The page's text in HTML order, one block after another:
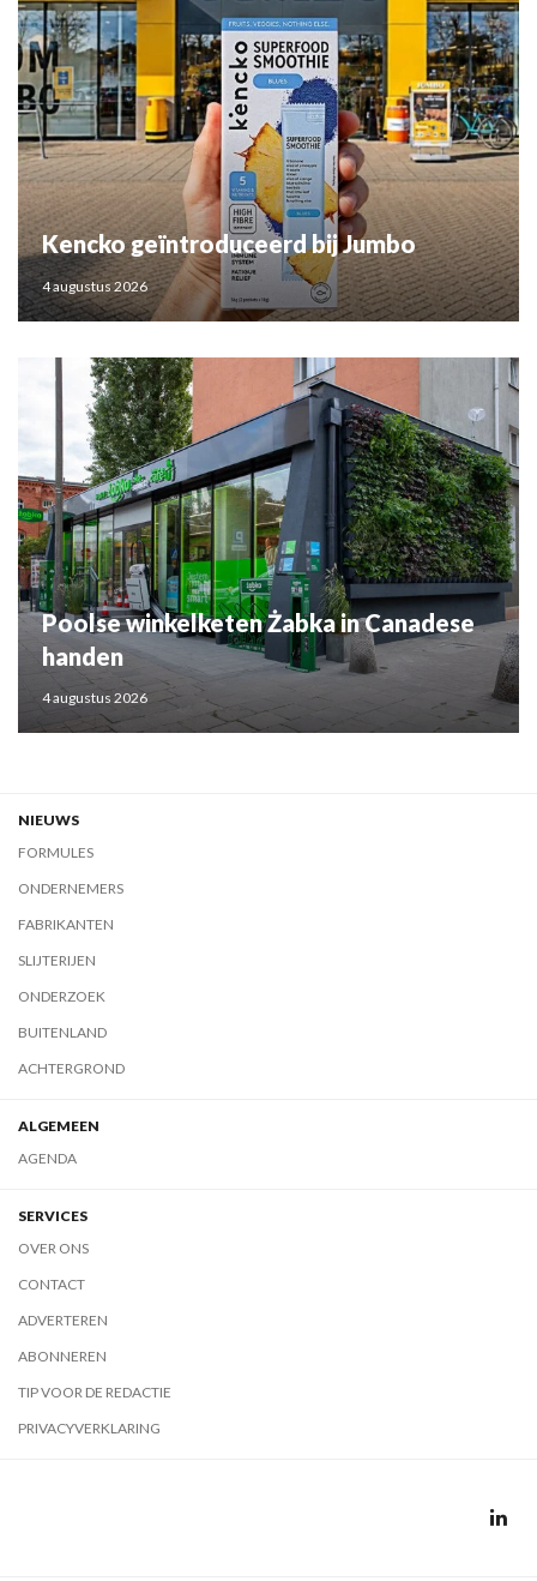
Kencko geïntroduceerd bij Jumbo
4 augustus 2026
Poolse winkelketen Żabka in Canadese
handen
4 augustus 2026
NIEUWS
FORMULES
ONDERNEMERS
FABRIKANTEN
SLIJTERIJEN
ONDERZOEK
BUITENLAND
ACHTERGROND
ALGEMEEN
AGENDA
SERVICES
OVER ONS
CONTACT
ADVERTEREN
ABONNEREN
TIP VOOR DE REDACTIE
PRIVACYVERKLARING